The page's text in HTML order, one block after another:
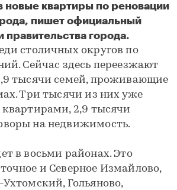
новые квартиры по реновации
пишет официальный
правительства города.
столичных округов по
Сейчас здесь переезжают
тысячи семей, проживающие
Три тысячи из них уже
квартирами, 2,9 тысячи
на недвижимость.
в восьми районах. Это
и Северное Измайлово,
Гольяново,